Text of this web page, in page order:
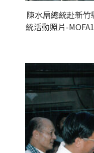
陳水扁總統赴新
統活動照片-